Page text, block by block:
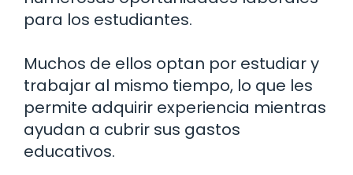
para los estudiantes.
Muchos de ellos optan por estudiar y
trabajar al mismo tiempo, lo que les
permite adquirir experiencia mientras
ayudan a cubrir sus gastos
educativos.